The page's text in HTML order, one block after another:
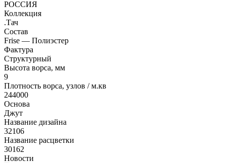
РОССИЯ
Коллекция
.Тач
Состав
Frise — Полиэстер
Фактура
Структурный
Высота ворса, мм
9
Плотность ворса, узлов / м.кв
244000
Основа
Джут
Название дизайна
32106
Название расцветки
30162
Новости